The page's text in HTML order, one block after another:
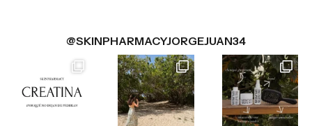
@SKINPHARMACYJORGEJUAN34